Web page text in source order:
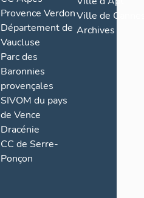
Provence Verdon
Département de
Vaucluse
Parc des
Baronnies
provençales
SIVOM du pays
de Vence
Dracénie
CC de Serre-
Ponçon
Ville de
Archives